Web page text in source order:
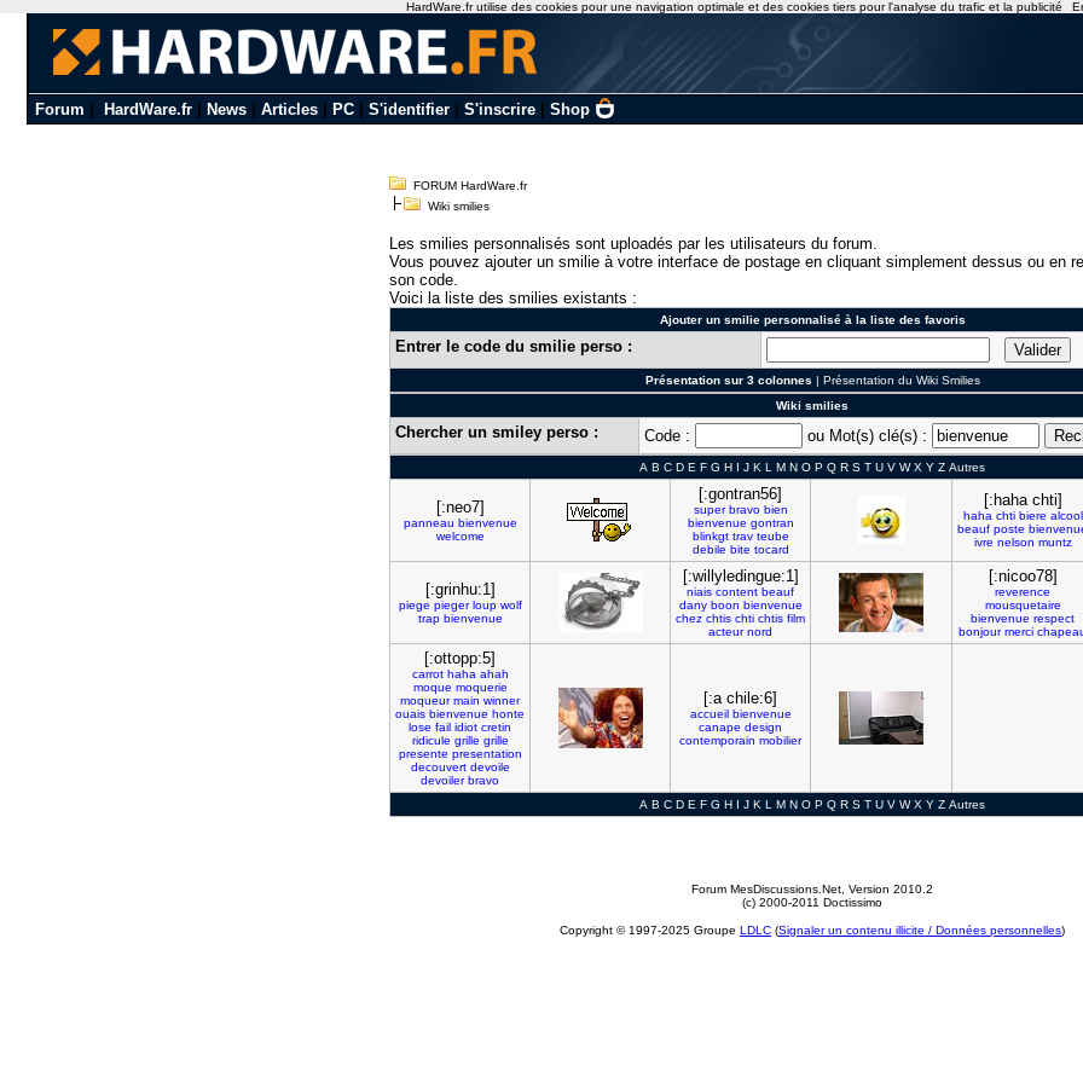
Forum HardWare.fr| News| Articles| PC| S'identifier| S'inscrire| Shop
FORUM HardWare.fr
Wiki smilies
Les smilies personnalisés sont uploadés par les utilisateurs du forum.
Vous pouvez ajouter un smilie à votre interface de postage en cliquant simplement dessus ou en
son code.
Voici la liste des smilies existants :
Ajouter un smilie personnalisé à la liste des favoris
Entrer le code du smilie perso :
Présentation sur 3 colonnes | Présentation du Wiki Smilies
Wiki smilies
Chercher un smiley perso : Code : ou Mot(s) clé(s) :
A B C D E F G H I J K L M N O P Q R S T U V W X Y Z Autres
[:neo7]
panneau bienvenue
welcome
[:gontran56]
super bravo bien
bienvenue gontran
blinkgt trav teube
debile bite tocard
[:haha chti]
haha chti biere alcool
beauf poste
ivre nelson muntz
[:grinhu:1]
piege pieger loup wolf
trap bienvenue
[:willyledingue:1]
niais content beauf
dany boon bienvenue
chez chtis chti chtis film
acteur nord
[:nicoo78]
reverence
mousquetaire
bienvenue respect
bonjour merci
[:ottopp:5]
carrot haha ahah
moque moquerie
moqueur main winner
ouais bienvenue honte
lose fail idiot cretin
ridicule grille grille
presente presentation
decouvert devoile
devoiler bravo
[:a chile:6]
accueil bienvenue
canape design
contemporain mobilier
A B C D E F G H I J K L M N O P Q R S T U V W X Y Z Autres
Forum MesDiscussions.Net , Version 2010.2
(c) 2000-2011 Doctissimo
Copyright © 1997-2025 Groupe LDLC (Signaler un contenu illicite / Données personnelles)
HardWare.fr utilise des cookies pour une navigation optimale et des cookies tiers pour l'analyse du trafic et la publicité